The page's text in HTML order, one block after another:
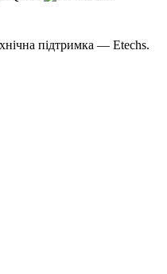
підтримка — Etechs.